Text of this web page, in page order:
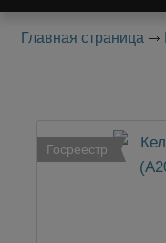
Главная страница
Госреестр